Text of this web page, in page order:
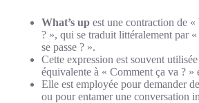
What’s up est une contraction de
? », qui se traduit littéralement par «
se passe ? ».
Cette expression est souvent
équivalente à « Comment ça va ? »
Elle est employée pour demander
ou pour entamer une conversation